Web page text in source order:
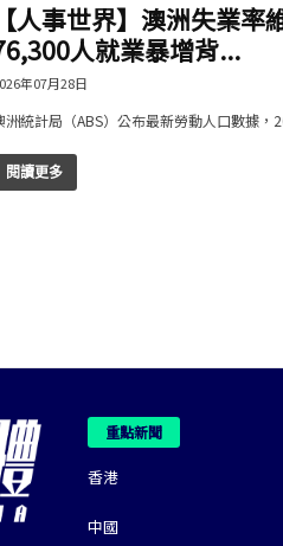
人事世界】澳洲失業率
人就業暴增背...
年07月28日
洲統計局（ABS）公布最新勞動人口數據，
閱讀更多
重點新聞
香港
中國